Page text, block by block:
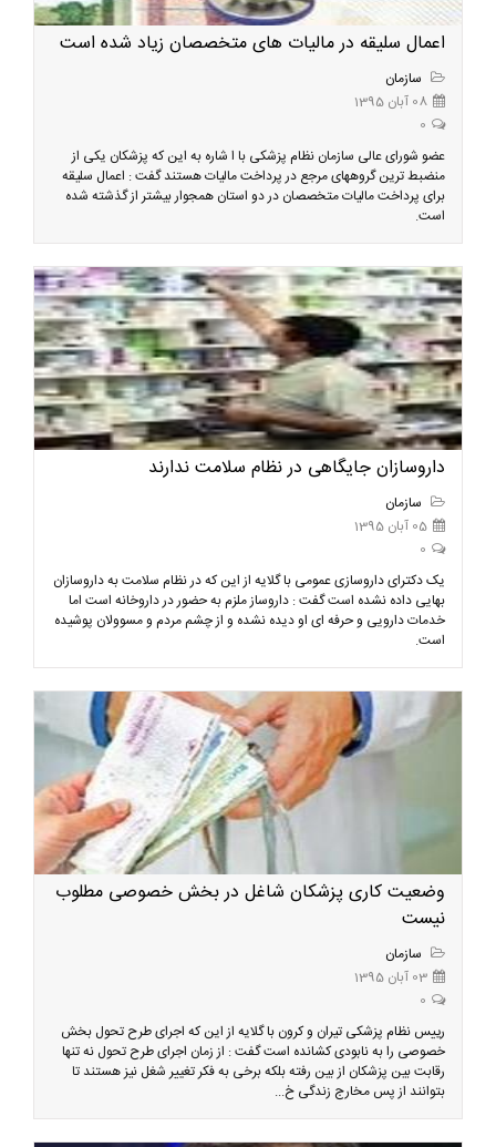
اعمال سلیقه در مالیات های متخصصان زیاد شده است
سازمان
08 آبان 1395
0
عضو شورای عالی سازمان نظام پزشکی با ا شاره به این که پزشکان یکی از
منضبط ترین گروههای مرجع در پرداخت مالیات هستند گفت : اعمال سلیقه
برای پرداخت مالیات متخصصان در دو استان همجوار بیشتر از گذشته شده
است.
داروسازان جایگاهی در نظام سلامت ندارند
سازمان
05 آبان 1395
0
یک دکترای داروسازی عمومی با گلایه از این که در نظام سلامت به داروسازان
بهایی داده نشده است گفت : داروساز ملزم به حضور در داروخانه است اما
خدمات دارویی و حرفه ای او دیده نشده و از چشم مردم و مسوولان پوشیده
است.
وضعیت کاری پزشکان شاغل در بخش خصوصی مطلوب
نیست
سازمان
03 آبان 1395
0
رییس نظام پزشکی تیران و کرون با گلایه از این که اجرای طرح تحول بخش
خصوصی را به نابودی کشانده است گفت : از زمان اجرای طرح تحول نه تنها
رقابت بین پزشکان از بین رفته بلکه برخی به فکر تغییر شغل نیز هستند تا
بتوانند از پس مخارج زندگی خ...